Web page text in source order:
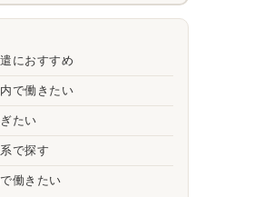
におすすめ
で働きたい
たい
で探す
働きたい